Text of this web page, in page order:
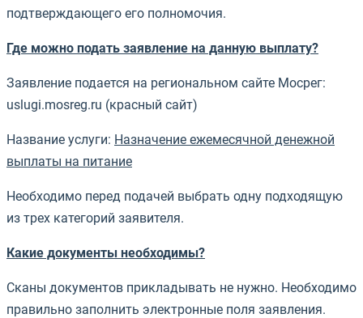
подтверждающего его полномочия.
Где можно подать заявление на данную выплату?
Заявление подается на региональном сайте Мосрег:
uslugi.mosreg.ru (красный сайт)
Название услуги: Назначение ежемесячной денежной
выплаты на питание
Необходимо перед подачей выбрать одну подходящую
из трех категорий заявителя.
Какие документы необходимы?
Сканы документов прикладывать не нужно. Необходимо
правильно заполнить электронные поля заявления.